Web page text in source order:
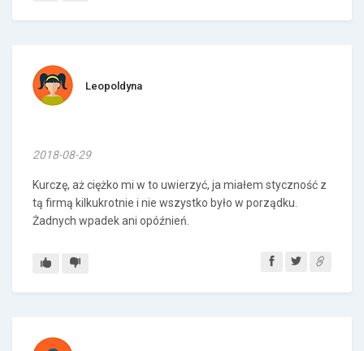
Leopoldyna
2018-08-29
Kurczę, aż ciężko mi w to uwierzyć, ja miałem styczność z
tą firmą kilkukrotnie i nie wszystko było w porządku.
Żadnych wpadek ani opóźnień.